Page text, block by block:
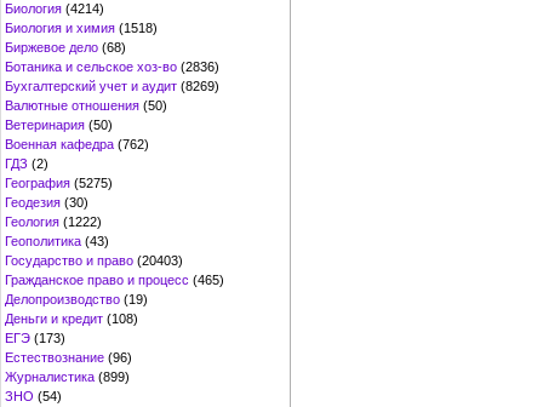
Биология (4214)
Биология и химия (1518)
Биржевое дело (68)
Ботаника и сельское хоз-во (2836)
Бухгалтерский учет и аудит (8269)
Валютные отношения (50)
Ветеринария (50)
Военная кафедра (762)
ГДЗ (2)
География (5275)
Геодезия (30)
Геология (1222)
Геополитика (43)
Государство и право (20403)
Гражданское право и процесс (465)
Делопроизводство (19)
Деньги и кредит (108)
ЕГЭ (173)
Естествознание (96)
Журналистика (899)
ЗНО (54)